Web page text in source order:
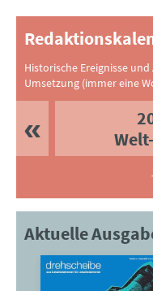
Historische Ereignisse
Umsetzung (immer eine
Aktuelle